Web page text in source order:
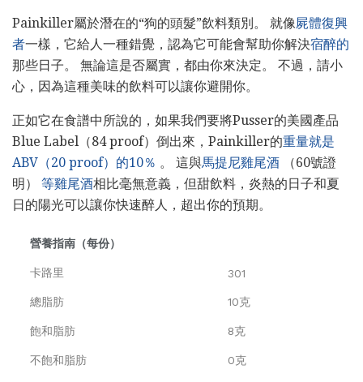
Painkiller屬於潛在的“狗的頭髮”飲料類別。 就像屍體復興
者一樣，它給人一種錯覺，認為它可能會幫助你解決宿醉的
那些日子。 無論這是否屬實，都由你來決定。 不過，請小
心，因為這種美味的飲料可以讓你避開你。
正如它在食譜中所說的，如果我們要將Pusser的美國產品
Blue Label（84 proof）倒出來，Painkiller的重量就是
ABV（20 proof）的10％ 。 這與馬提尼雞尾酒 （60號證
明） 等雞尾酒相比毫無意義，但甜飲料，炎熱的日子和夏
日的陽光可以讓你快速醉人，超出你的預期。
營養指南（每份）
卡路里 301
總脂肪 10克
飽和脂肪 8克
不飽和脂肪 0克